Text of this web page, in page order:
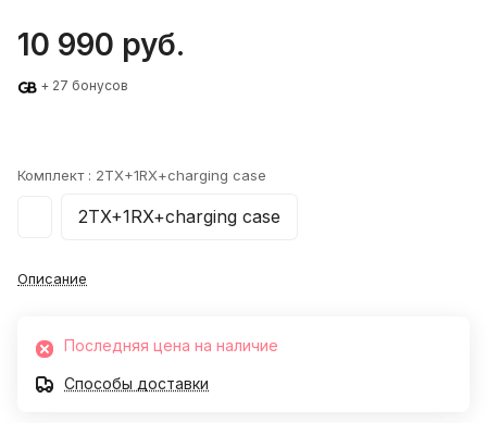
10 990 руб.
+ 27 бонусов
Комплект : 2TX+1RX+charging case
2TX+1RX+charging case
Описание
Последняя цена на наличие
Способы доставки